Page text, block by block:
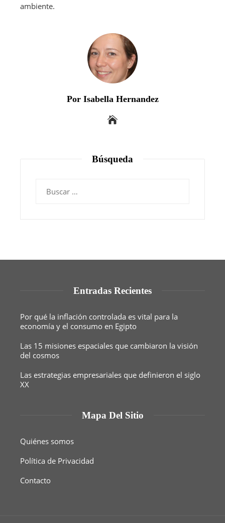
ambiente.
Por Isabella Hernandez
Búsqueda
Entradas Recientes
Por qué la inflación controlada es vital para la
economía y el consumo en Egipto
Las 15 misiones espaciales que cambiaron la visión
del cosmos
Las estrategias empresariales que definieron el siglo
XX
Mapa Del Sitio
Quiénes somos
Política de Privacidad
Contacto